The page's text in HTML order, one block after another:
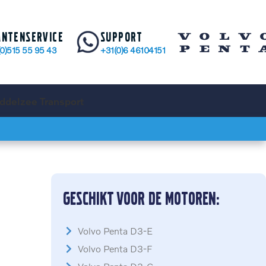
55 95 43
Support
+31(0)6 46104151
Geschikt voor de motoren:
Volvo Penta D3-E
Volvo Penta D3-F